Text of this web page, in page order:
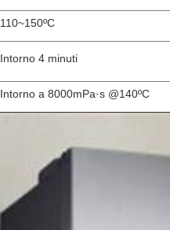
110~150ºC
Intorno 4 minuti
Intorno a 8000mPa·s @140ºC